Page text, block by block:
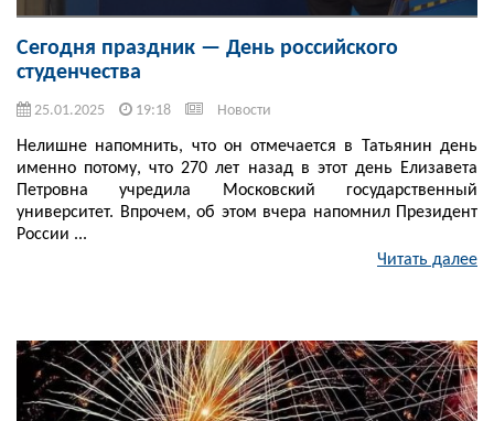
Сегодня праздник — День российского
студенчества
25.01.2025 19:18 Новости
Нелишне напомнить, что он отмечается в Татьянин день
именно потому, что 270 лет назад в этот день Елизавета
Петровна учредила Московский государственный
университет. Впрочем, об этом вчера напомнил Президент
России ...
Читать далее